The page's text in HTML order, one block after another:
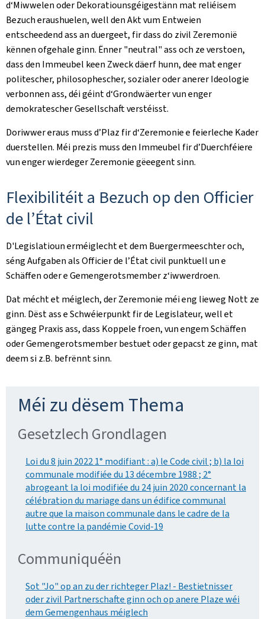
d‘Miwwelen oder Dekoratiounsgéigestänn mat reliéisem
Bezuch eraushuelen, well den Akt vum Entweien
entscheedend ass an duergeet, fir dass do zivil Zeremonië
kënnen ofgehale ginn. Ënner "neutral" ass och ze verstoen,
dass den Immeubel keen Zweck däerf hunn, dee mat enger
politescher, philosophescher, sozialer oder anerer Ideologie
verbonnen ass, déi géint d‘Grondwäerter vun enger
demokratescher Gesellschaft verstéisst.
Doriwwer eraus muss d’Plaz fir d‘Zeremonie e feierleche Kader
duerstellen. Méi prezis muss den Immeubel fir d’Duerchféiere
vun enger wierdeger Zeremonie gëeegent sinn.
Flexibilitéit a Bezuch op den Officier
de l’État civil
D'Legislatioun erméiglecht et dem Buergermeeschter och,
séng Aufgaben als Officier de l’État civil punktuell un e
Schäffen oder e Gemengerotsmember z‘iwwerdroen.
Dat mécht et méiglech, der Zeremonie méi eng lieweg Nott ze
ginn. Dëst ass e Schwéierpunkt fir de Legislateur, well et
gängeg Praxis ass, dass Koppele froen, vun engem Schäffen
oder Gemengerotsmember bestuet oder gepacst ze ginn, mat
deem si z.B. befrënnt sinn.
Méi zu dësem Thema
Gesetzlech Grondlagen
Loi du 8 juin 2022 1° modifiant : a) le Code civil ; b) la loi
communale modifiée du 13 décembre 1988 ; 2°
abrogeant la loi modifiée du 24 juin 2020 concernant la
célébration du mariage dans un édifice communal
autre que la maison communale dans le cadre de la
lutte contre la pandémie Covid-19
Communiquéën
Sot "Jo" op an zu der richteger Plaz! - Bestietnisser
oder zivil Partnerschafte ginn och op anere Plaze wéi
dem Gemengenhaus méiglech